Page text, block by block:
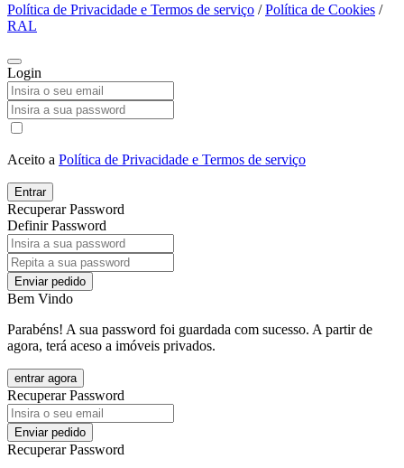
Política de Privacidade e Termos de serviço /Política de Cookies /
RAL
Login
Aceito a Política de Privacidade e Termos de serviço
Entrar
Recuperar Password
Definir Password
Enviar pedido
Bem Vindo
Parabéns! A sua password foi guardada com sucesso. A partir de
agora, terá aceso a imóveis privados.
entrar agora
Recuperar Password
Enviar pedido
Recuperar Password